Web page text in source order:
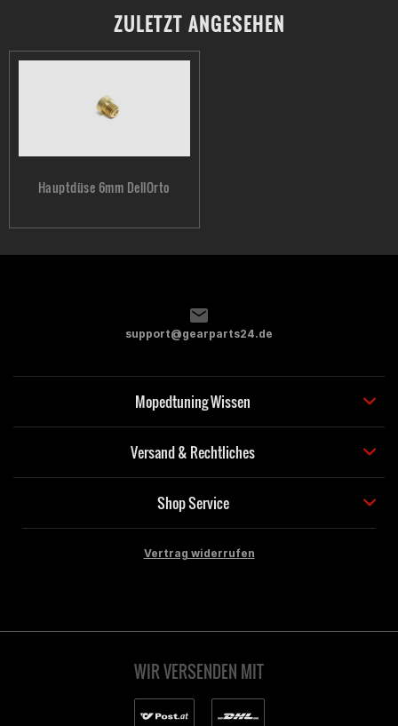
ZULETZT ANGESEHEN
Hauptdüse 6mm DellOrto
support@gearparts24.de
Mopedtuning Wissen
Versand & Rechtliches
Shop Service
Vertrag widerrufen
WIR VERSENDEN MIT